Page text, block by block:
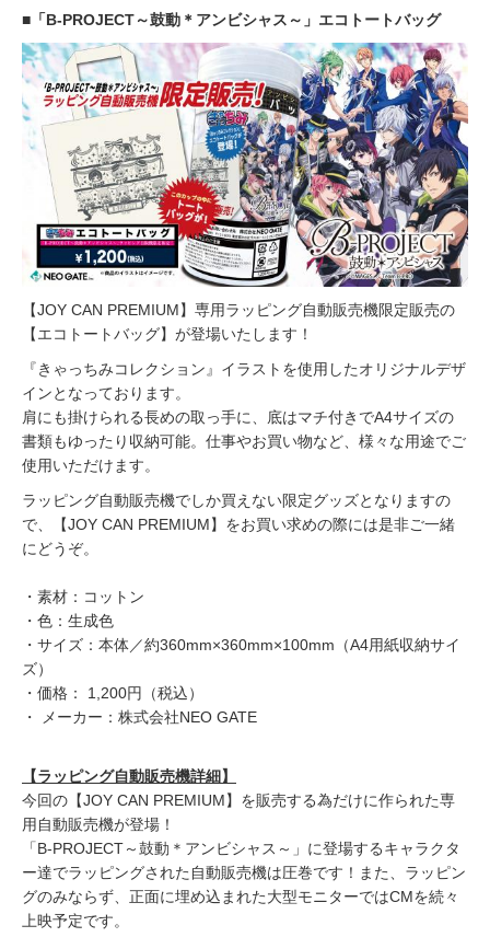
■「B-PROJECT～鼓動＊アンビシャス～」エコトートバッグ
【JOY CAN PREMIUM】専用ラッピング自動販売機限定販売の
【エコトートバッグ】が登場いたします！
『きゃっちみコレクション』イラストを使用したオリジナルデザ
インとなっております。
肩にも掛けられる長めの取っ手に、底はマチ付きでA4サイズの
書類もゆったり収納可能。仕事やお買い物など、様々な用途でご
使用いただけます。
ラッピング自動販売機でしか買えない限定グッズとなりますの
で、【JOY CAN PREMIUM】をお買い求めの際には是非ご一緒
にどうぞ。
・素材：コットン
・色：生成色
・サイズ：本体／約360mm×360mm×100mm（A4用紙収納サイ
ズ）
・価格： 1,200円（税込）
・ メーカー：株式会社NEO GATE
【ラッピング自動販売機詳細】
今回の【JOY CAN PREMIUM】を販売する為だけに作られた専
用自動販売機が登場！
「B-PROJECT～鼓動＊アンビシャス～」に登場するキャラクタ
ー達でラッピングされた自動販売機は圧巻です！また、ラッピン
グのみならず、正面に埋め込まれた大型モニターではCMを続々
上映予定です。